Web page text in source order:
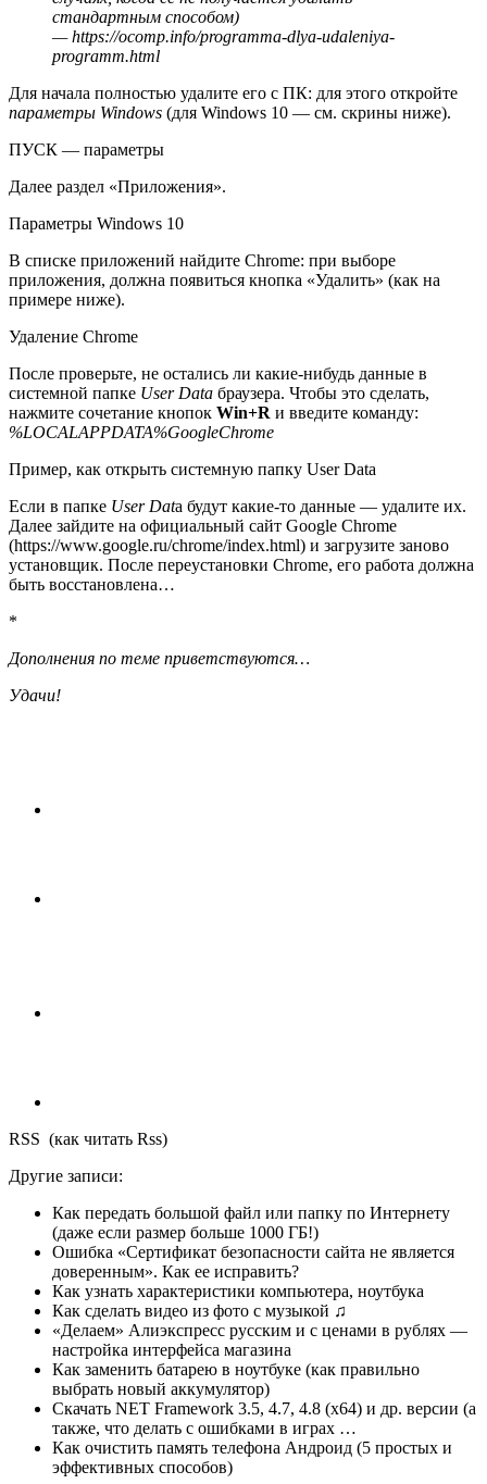
стандартным способом)
— https://ocomp.info/programma-dlya-udaleniya-
programm.html
Для начала полностью удалите его с ПК: для этого откройте
параметры Windows (для Windows 10 — см. скрины ниже).
ПУСК — параметры
Далее раздел «Приложения».
Параметры Windows 10
В списке приложений найдите Chrome: при выборе
приложения, должна появиться кнопка «Удалить» (как на
примере ниже).
Удаление Chrome
После проверьте, не остались ли какие-нибудь данные в
системной папке User Data браузера. Чтобы это сделать,
нажмите сочетание кнопок Win+R и введите команду:
%LOCALAPPDATA%GoogleChrome
Пример, как открыть системную папку User Data
Если в папке User Data будут какие-то данные — удалите их.
Далее зайдите на официальный сайт Google Chrome
(https://www.google.ru/chrome/index.html) и загрузите заново
установщик. После переустановки Chrome, его работа должна
быть восстановлена…
*
Дополнения по теме приветствуются…
Удачи!
RSS (как читать Rss)
Другие записи:
Как передать большой файл или папку по Интернету
(даже если размер больше 1000 ГБ!)
Ошибка «Сертификат безопасности сайта не является
доверенным». Как ее исправить?
Как узнать характеристики компьютера, ноутбука
Как сделать видео из фото с музыкой ♫
«Делаем» Алиэкспресс русским и с ценами в рублях —
настройка интерфейса магазина
Как заменить батарею в ноутбуке (как правильно
выбрать новый аккумулятор)
Скачать NET Framework 3.5, 4.7, 4.8 (x64) и др. версии (а
также, что делать с ошибками в играх …
Как очистить память телефона Андроид (5 простых и
эффективных способов)